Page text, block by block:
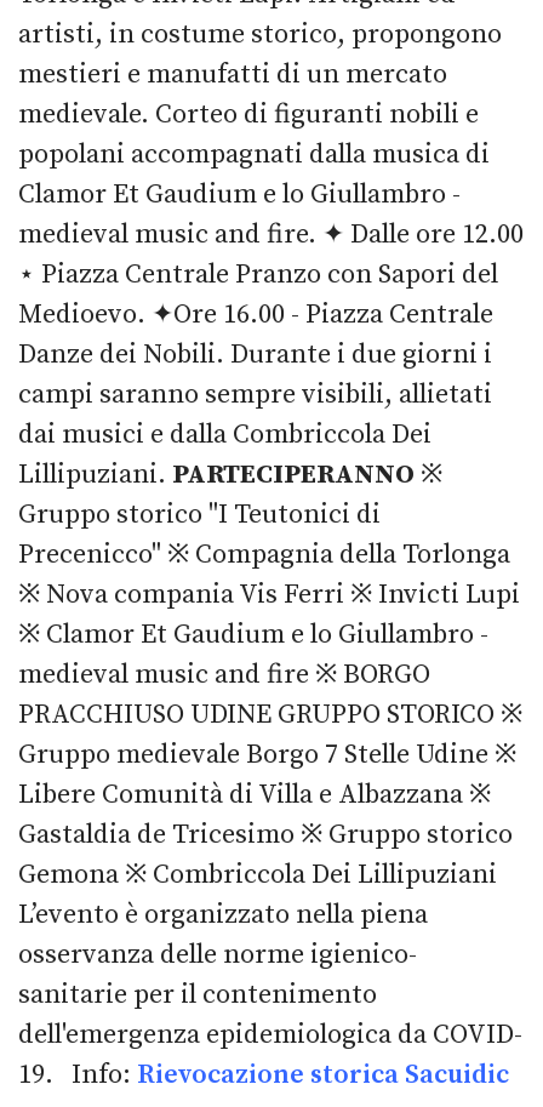
artisti, in costume storico, propongono
mestieri e manufatti di un mercato
medievale. Corteo di figuranti nobili e
popolani accompagnati dalla musica di
Clamor Et Gaudium e lo Giullambro -
medieval music and fire. ✦ Dalle ore 12.00
⋆ Piazza Centrale Pranzo con Sapori del
Medioevo. ✦Ore 16.00 - Piazza Centrale
Danze dei Nobili. Durante i due giorni i
campi saranno sempre visibili, allietati
dai musici e dalla Combriccola Dei
Lillipuziani. PARTECIPERANNO ※
Gruppo storico "I Teutonici di
Precenicco" ※ Compagnia della Torlonga
※ Nova compania Vis Ferri ※ Invicti Lupi
※ Clamor Et Gaudium e lo Giullambro -
medieval music and fire ※ BORGO
PRACCHIUSO UDINE GRUPPO STORICO ※
Gruppo medievale Borgo 7 Stelle Udine ※
Libere Comunità di Villa e Albazzana ※
Gastaldia de Tricesimo ※ Gruppo storico
Gemona ※ Combriccola Dei Lillipuziani
L’evento è organizzato nella piena
osservanza delle norme igienico-
sanitarie per il contenimento
dell'emergenza epidemiologica da COVID-
19. Info: Rievocazione storica Sacuidic